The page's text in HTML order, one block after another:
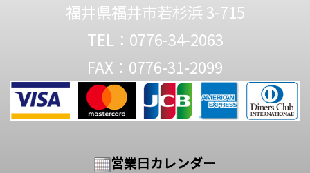
福井県福井市若杉浜 3-715
TEL：0776-34-2063
FAX：0776-31-2099
営業日カレンダー